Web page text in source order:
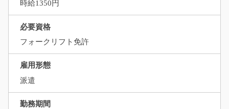
時給1350円
必要資格
フォークリフト免許
雇用形態
派遣
勤務期間